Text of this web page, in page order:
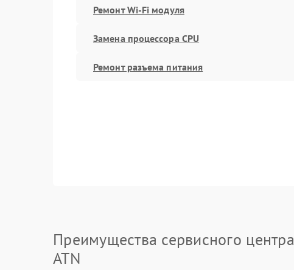
Ремонт Wi-Fi модуля
Замена процессора CPU
Ремонт разъема питания
Преимущества сервисного центра
ATN